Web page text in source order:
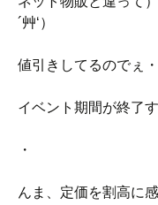
´艸‘）
値引きしてるのでぇ
イベント期間が終了
・
んま、定価を割高に